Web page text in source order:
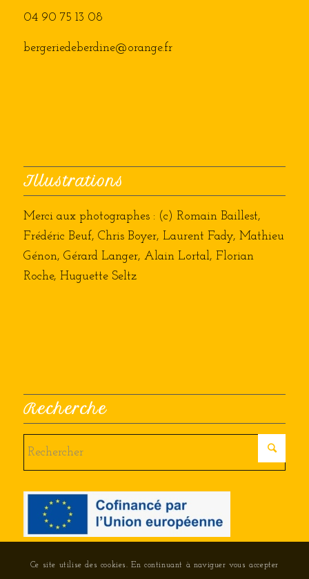
04 90 75 13 08
bergeriedeberdine@orange.fr
Illustrations
Merci aux photographes : (c) Romain Baillest,
Frédéric Beuf, Chris Boyer, Laurent Fady, Mathieu
Génon, Gérard Langer, Alain Lortal, Florian
Roche, Huguette Seltz
Recherche
Ce site utilise des cookies. En continuant à naviguer vous accepter